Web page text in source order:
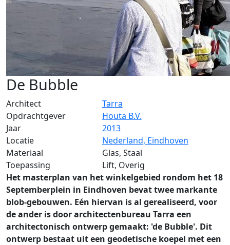
De Bubble
Architect
Tarra
Opdrachtgever
Houta B.V.
Jaar
2013
Locatie
Nederland, Eindhoven
Materiaal
Glas, Staal
Toepassing
Lift, Overig
Het masterplan van het winkelgebied rondom het 18
Septemberplein in Eindhoven bevat twee markante
blob-gebouwen. Eén hiervan is al gerealiseerd, voor
de ander is door architectenbureau Tarra een
architectonisch ontwerp gemaakt: 'de Bubble'. Dit
ontwerp bestaat uit een geodetische koepel met een